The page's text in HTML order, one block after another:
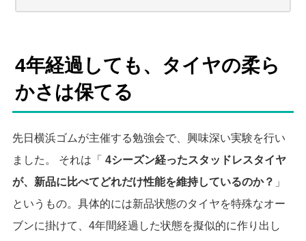
4年経過しても、タイヤの柔ら
かさは保てる
先日横浜ゴムが主催する勉強会で、興味深い実験を行い
ました。 それは「 4シーズン経ったスタッドレスタイヤ
が、新品に比べてどれだけ性能を維持しているのか？ 」
というもの。具体的には新品状態のタイヤを特殊なオー
ブンに掛けて、4年間経過した状態を擬似的に作り出し